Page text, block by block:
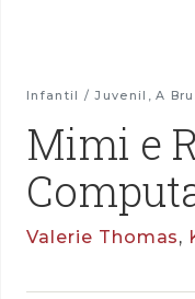
Infantil / Juvenil ,A
Mimi e
Valerie Thomas,